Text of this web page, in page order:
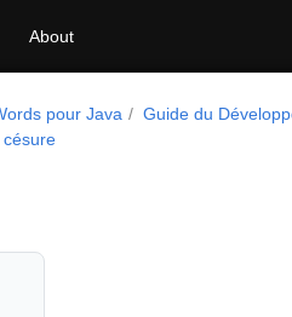
About
pour Java
Guide du